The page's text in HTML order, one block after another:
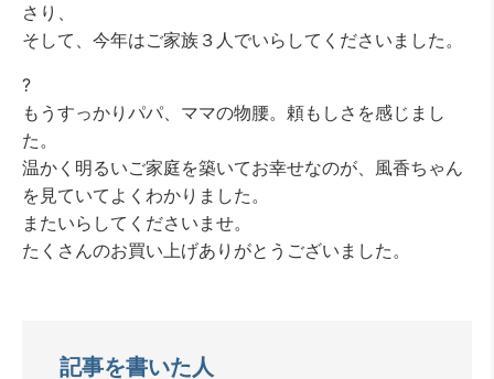
さり、
そして、今年はご家族３人でいらしてくださいました。
?
もうすっかりパパ、ママの物腰。頼もしさを感じまし
た。
温かく明るいご家庭を築いてお幸せなのが、風香ちゃん
を見ていてよくわかりました。
またいらしてくださいませ。
たくさんのお買い上げありがとうございました。
記事を書いた人